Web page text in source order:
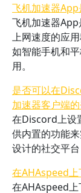
飞机加速器
飞机加速器
上网速度的应
如智能手机和
用。
是否可以在
加速器客户端
在Discord上设
供内置的功能
设计的社交平
在AHAspeed上
在AHAspeed